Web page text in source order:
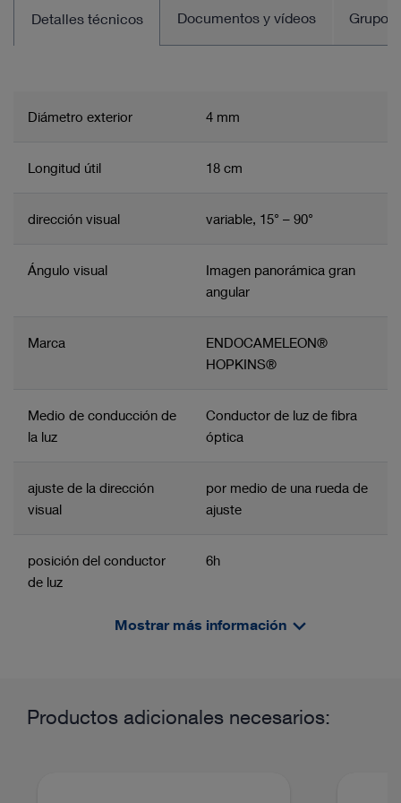
Detalles técnicos Documentos y vídeos Grupo
Diámetro exterior 4 mm
Longitud útil 18 cm
dirección visual variable, 15° – 90°
Ángulo visual
Imagen panorámica gran
angular
Marca
ENDOCAMELEON®
HOPKINS®
Medio de conducción de
la luz
Conductor de luz de fibra
óptica
ajuste de la dirección
visual
por medio de una rueda de
ajuste
posición del conductor
de luz
6h
color distintivo dorado
Mostrar más información
Productos adicionales necesarios: